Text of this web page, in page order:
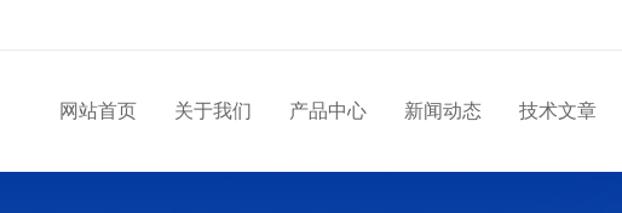
网站首页 关于我们 产品中心 新闻动态 技术文章